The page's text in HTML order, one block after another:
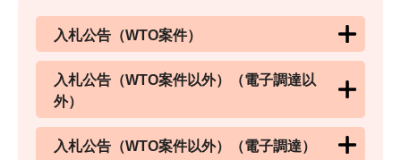
入札公告（WTO案件）
入札公告（WTO案件以外）（電子調達以
外）
入札公告（WTO案件以外）（電子調達）